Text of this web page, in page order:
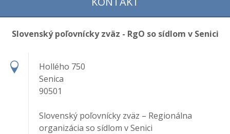
Slovenský poľovnícky zväz - RgO so sídlom v Senici
Hollého 750
Senica
90501
Slovenský poľovnícky zväz – Regionálna
organizácia so sídlom v Senici